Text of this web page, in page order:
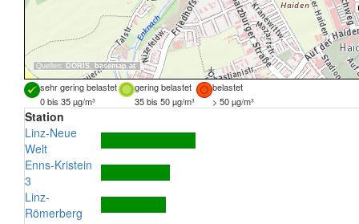
Quellen: DORIS, basemap.at
sehr gering belastet gering belastet
belastet
0 bis 35 µg/m³
35 bis 50 µg/m³ > 50 µg/m³
Station
Linz-Neue
Welt
Enns-Kristein
3
Linz-
Römerberg